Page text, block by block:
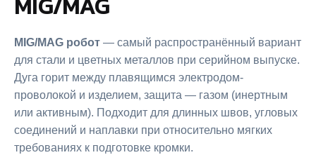
MIG/MAG
MIG/MAG робот — самый распространённый вариант
для стали и цветных металлов при серийном выпуске.
Дуга горит между плавящимся электродом-
проволокой и изделием, защита — газом (инертным
или активным). Подходит для длинных швов, угловых
соединений и наплавки при относительно мягких
требованиях к подготовке кромки.